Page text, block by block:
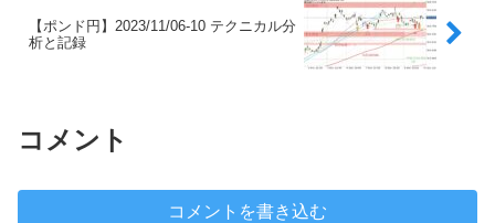
【ポンド円】2023/11/06-10 テクニカル分
析と記録
コメント
コメントを書き込む